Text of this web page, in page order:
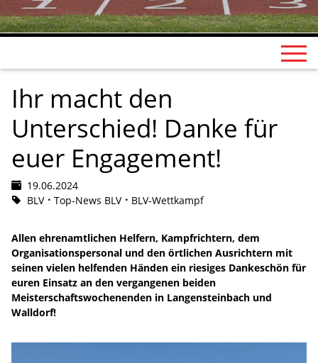
Ihr macht den
Unterschied! Danke für
euer Engagement!
19.06.2024
BLV
Top-News BLV BLV-Wettkampf
Allen ehrenamtlichen Helfern, Kampfrichtern, dem
Organisationspersonal und den örtlichen Ausrichtern mit
seinen vielen helfenden Händen ein riesiges Dankeschön für
euren Einsatz an den vergangenen beiden
Meisterschaftswochenenden in Langensteinbach und
Walldorf!